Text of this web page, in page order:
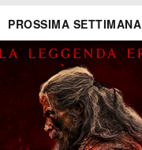
PROSSIMA SETTIMANA